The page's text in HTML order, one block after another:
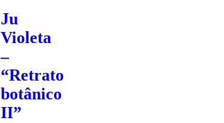
Ju
Violeta
–
“Retrato
botânico
II”